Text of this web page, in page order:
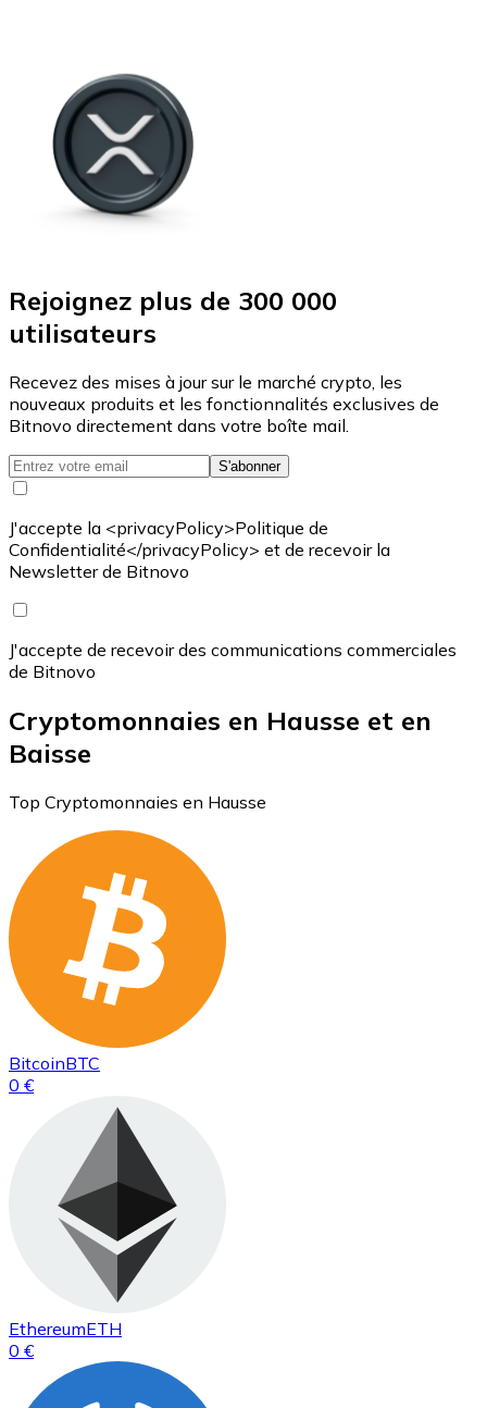
Rejoignez plus de 300 000
utilisateurs
Recevez des mises à jour sur le marché crypto, les
nouveaux produits et les fonctionnalités exclusives de
Bitnovo directement dans votre boîte mail.
S'abonner
J'accepte la <privacyPolicy>Politique de
Confidentialité</privacyPolicy> et de recevoir la
Newsletter de Bitnovo
J'accepte de recevoir des communications commerciales
de Bitnovo
Cryptomonnaies en Hausse et en
Baisse
Top Cryptomonnaies en Hausse
BitcoinBTC
0 €
EthereumETH
0 €